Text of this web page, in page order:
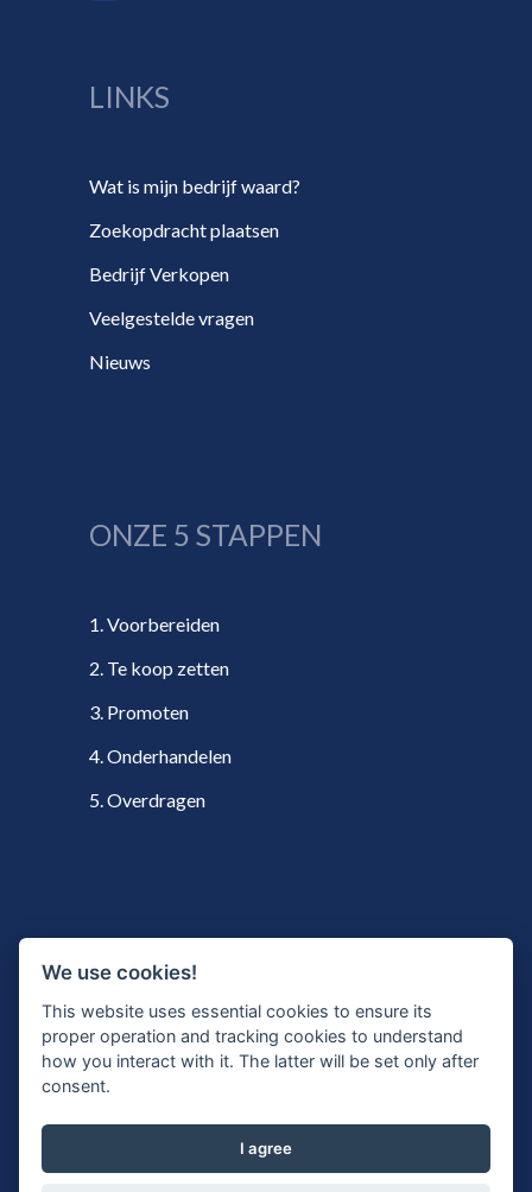
LINKS
Wat is mijn bedrijf waard?
Zoekopdracht plaatsen
Bedrijf Verkopen
Veelgestelde vragen
Nieuws
ONZE 5 STAPPEN
1. Voorbereiden
2. Te koop zetten
3. Promoten
4. Onderhandelen
5. Overdragen
VOLG ONS
Twitter
Inschrijven nieuwsbrief
We use cookies!
This website uses essential cookies to ensure its
proper operation and tracking cookies to understand
how you interact with it. The latter will be set only after
consent.
I agree